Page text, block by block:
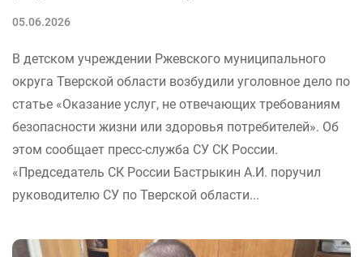
05.06.2026
В детском учреждении Ржевского муниципального
округа Тверской области возбудили уголовное дело по
статье «Оказание услуг, не отвечающих требованиям
безопасности жизни или здоровья потребителей». Об
этом сообщает пресс-служба СУ СК России.
«Председатель СК России Бастрыкин А.И. поручил
руководителю СУ по Тверской области...